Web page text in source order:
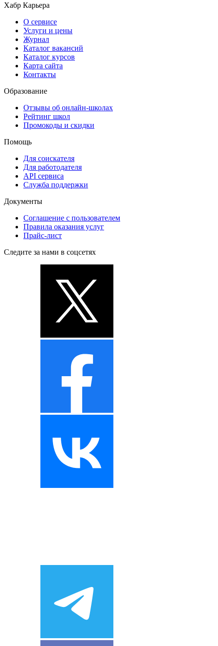
Хабр Карьера
О сервисе
Услуги и цены
Журнал
Каталог вакансий
Каталог курсов
Карта сайта
Контакты
Образование
Отзывы об онлайн-школах
Рейтинг школ
Промокоды и скидки
Помощь
Для соискателя
Для работодателя
API сервиса
Служба поддержки
Документы
Соглашение с пользователем
Правила оказания услуг
Прайс-лист
Следите за нами в соцсетях